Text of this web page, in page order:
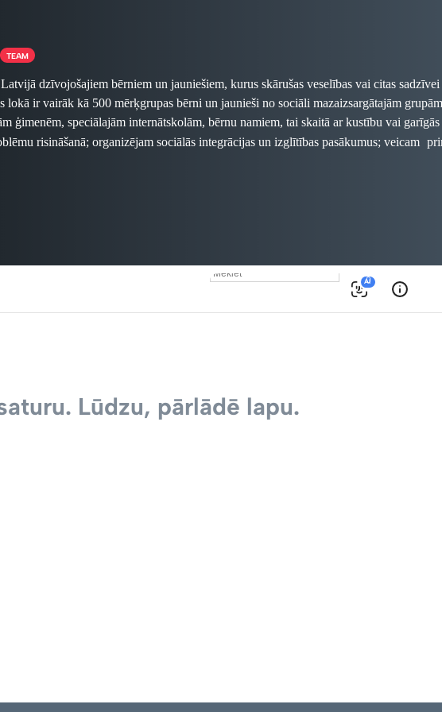
TEAM
dzīvojošajiem bērniem un jauniešiem, kurus skārušas veselības vai citas
lokā ir vairāk kā 500 mērķgrupas bērni un jaunieši no sociāli mazaizsargātajām
ģimenēm, speciālajām internātskolām, bērnu namiem, tai skaitā ar kustību vai
risināšanā; organizējam sociālās integrācijas un izglītības pasākumus; veicam
digitālā formātā.
lūgums sazināties: laura.steina@palidzesim.lv
Poļakovs, Sveta Čertkova, Egons Ansbergs, Ēriks Meinarts, Foto ziņu
Vīksne, Gints Ivuškāns, Mārtiņš Zilgalvis, Aivars Ķesteris, Dmitrijs
0
AI
Lūdzu, pārlādē lapu.